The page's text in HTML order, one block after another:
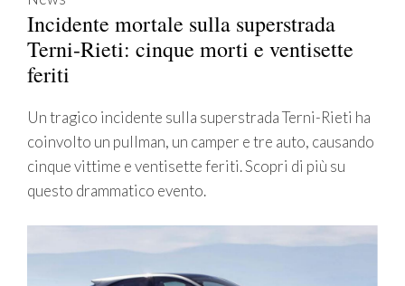
Incidente mortale sulla superstrada
Terni-Rieti: cinque morti e ventisette
feriti
Un tragico incidente sulla superstrada Terni-Rieti ha
coinvolto un pullman, un camper e tre auto, causando
cinque vittime e ventisette feriti. Scopri di più su
questo drammatico evento.